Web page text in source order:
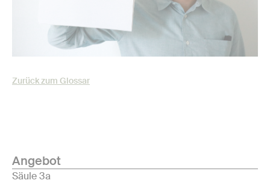
Zurück zum Glossar
Angebot
Säule 3a